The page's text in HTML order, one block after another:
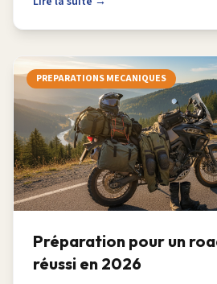
PREPARATIONS MECANIQUES
Préparation pour un
réussi en 2026